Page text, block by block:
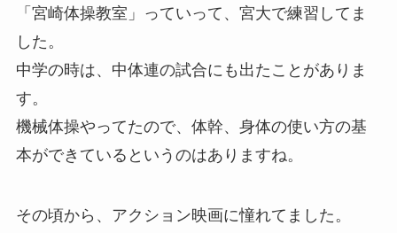
「宮崎体操教室」っていって、宮大で練習してま
した。
中学の時は、中体連の試合にも出たことがありま
す。
機械体操やってたので、体幹、身体の使い方の基
本ができているというのはありますね。
その頃から、アクション映画に憧れてました。